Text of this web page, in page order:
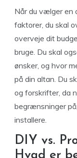
Når du vælger en
faktorer, du skal
overveje dit
bruge. Du skal
ønsker, og hvor
på din altan. Du
og forskrifter, da
begrænsninger
installere.
DIY vs.
Hvad er